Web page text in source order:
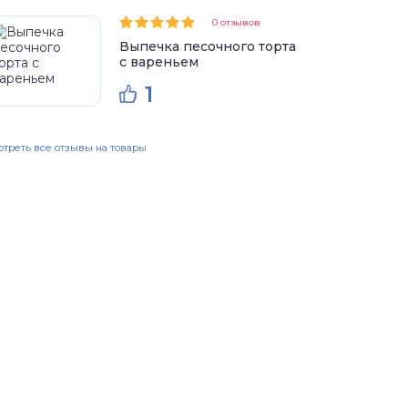
0 отзывов
Выпечка песочного торта
с вареньем
1
все отзывы на товары